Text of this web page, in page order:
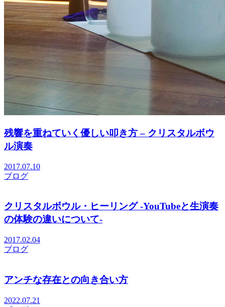
残響を重ねていく優しい叩き方 – クリスタルボウ
ル演奏
2017.07.10
ブログ
クリスタルボウル・ヒーリング -YouTubeと生演奏
の体験の違いについて-
2017.02.04
ブログ
アンチな存在との向き合い方
2022.07.21